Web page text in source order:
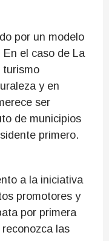
por un modelo
el caso de La
turismo
y en
ser
de municipios
primero.
a la iniciativa
promotores y
por primera
las